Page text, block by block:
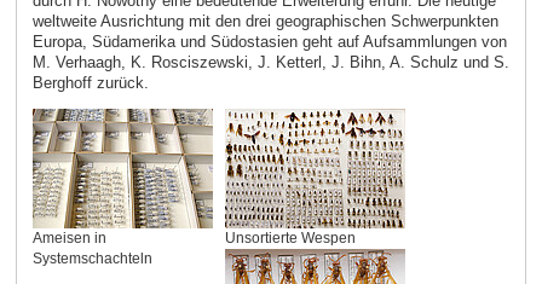
weltweite Ausrichtung mit den drei geographischen Schwerpunkten
Europa, Südamerika und Südostasien geht auf Aufsammlungen von
M. Verhaagh, K. Rosciszewski, J. Ketterl, J. Bihn, A. Schulz und S.
Berghoff zurück.
Ameisen in
Systemschachteln
Unsortierte Wespen